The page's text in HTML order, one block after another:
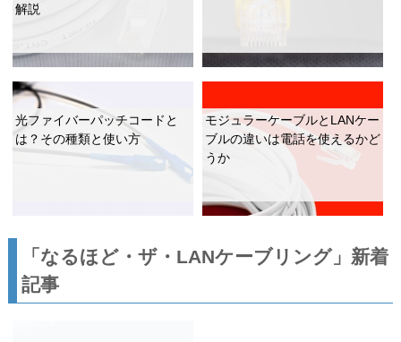
解説
光ファイバーパッチコードと
は？その種類と使い方
モジュラーケーブルとLANケー
ブルの違いは電話を使えるかど
うか
「なるほど・ザ・LANケーブリング」新着
記事